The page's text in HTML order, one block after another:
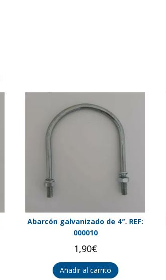
Abarcón galvanizado de 4″. REF:
000010
1,90€
Añadir al carrito